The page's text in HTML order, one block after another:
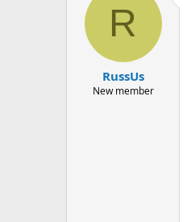
R
RussUs
New member